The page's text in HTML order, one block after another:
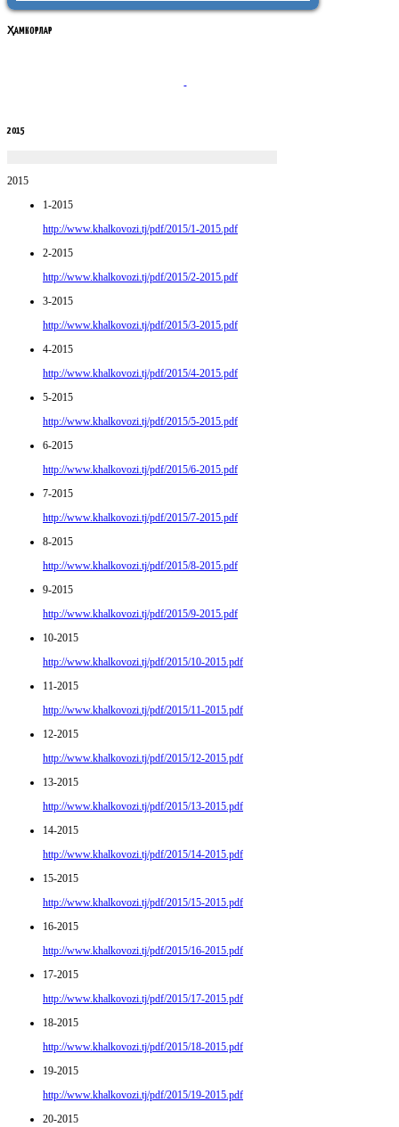
ҲАМКОРЛАР
2015
2015
1-2015
http://www.khalkovozi.tj/pdf/2015/1-2015.pdf
2-2015
http://www.khalkovozi.tj/pdf/2015/2-2015.pdf
3-2015
http://www.khalkovozi.tj/pdf/2015/3-2015.pdf
4-2015
http://www.khalkovozi.tj/pdf/2015/4-2015.pdf
5-2015
http://www.khalkovozi.tj/pdf/2015/5-2015.pdf
6-2015
http://www.khalkovozi.tj/pdf/2015/6-2015.pdf
7-2015
http://www.khalkovozi.tj/pdf/2015/7-2015.pdf
8-2015
http://www.khalkovozi.tj/pdf/2015/8-2015.pdf
9-2015
http://www.khalkovozi.tj/pdf/2015/9-2015.pdf
10-2015
http://www.khalkovozi.tj/pdf/2015/10-2015.pdf
11-2015
http://www.khalkovozi.tj/pdf/2015/11-2015.pdf
12-2015
http://www.khalkovozi.tj/pdf/2015/12-2015.pdf
13-2015
http://www.khalkovozi.tj/pdf/2015/13-2015.pdf
14-2015
http://www.khalkovozi.tj/pdf/2015/14-2015.pdf
15-2015
http://www.khalkovozi.tj/pdf/2015/15-2015.pdf
16-2015
http://www.khalkovozi.tj/pdf/2015/16-2015.pdf
17-2015
http://www.khalkovozi.tj/pdf/2015/17-2015.pdf
18-2015
http://www.khalkovozi.tj/pdf/2015/18-2015.pdf
19-2015
http://www.khalkovozi.tj/pdf/2015/19-2015.pdf
20-2015